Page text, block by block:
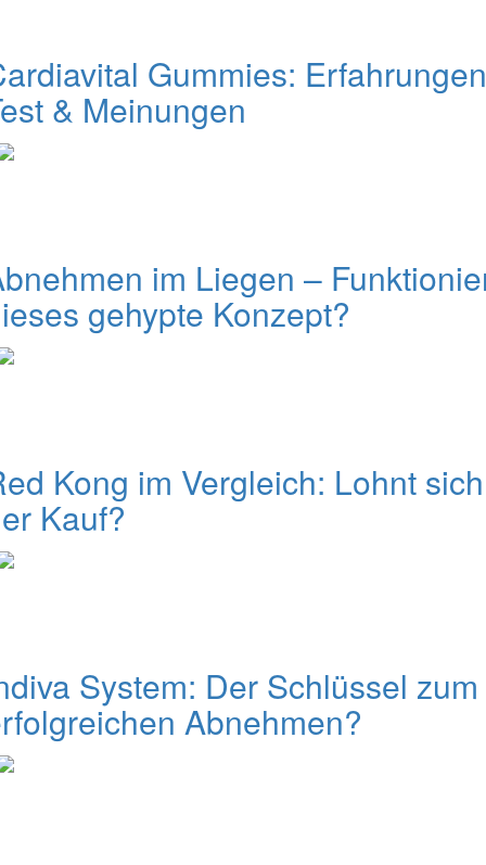
Gummies:
& Meinungen
im Liegen –
gehypte Konzept?
Kong im Vergleich: Lohnt sich
Kauf?
System: Der Schlüssel zum
Abnehmen?